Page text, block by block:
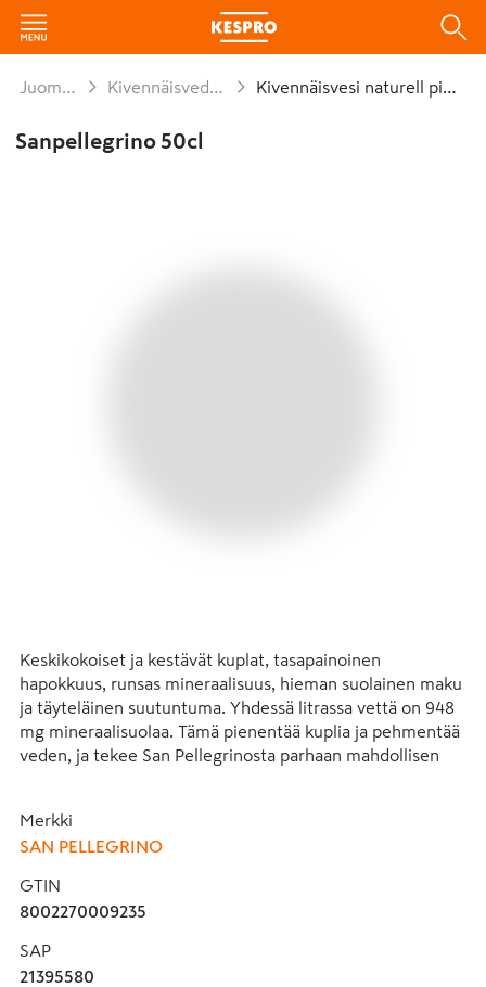
Juomat Kivennäisvedet Kivennäisvesi naturell pieni
Sanpellegrino 50cl
Keskikokoiset ja kestävät kuplat, tasapainoinen
hapokkuus, runsas mineraalisuus, hieman suolainen maku
ja täyteläinen suutuntuma. Yhdessä litrassa vettä on 948
mg mineraalisuolaa. Tämä pienentää kuplia ja pehmentää
veden, ja tekee San Pellegrinosta parhaan mahdollisen
syvyydestä lähteeseen. Tämän matkan aikana vesi kerää
itseensä runsaasti luontaisia mineraaleja ja suodattuu
Merkki
SAN PELLEGRINO
GTIN
8002270009235
SAP
21395580